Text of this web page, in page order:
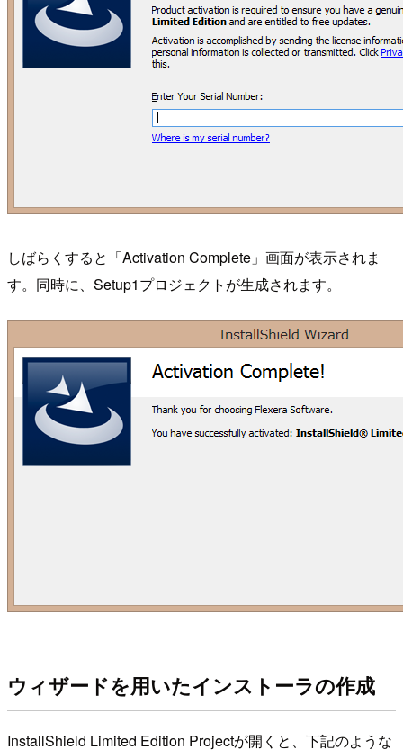
しばらくすると「Activation Complete」画面が表示されま
す。同時に、Setup1プロジェクトが生成されます。
ウィザードを用いたインストーラの作成
InstallShield Limited Edition Projectが開くと、下記のような